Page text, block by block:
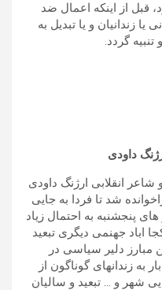
قبل از اینکه اعمال ضد
زندانیان و یا تبدیل به
گردد.
داودی
و شاعر انقلابی ارژنگ داودی
شد تا فردا به جایی
پنجشنبه به احتمال زیاد
اباد جهنمی دیگری تبعید
مبارز دلیر سیاسی در
بار به زندانهای گوناگون از
شهر و … تبعید و سالیان